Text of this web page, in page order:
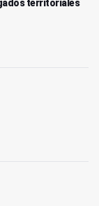
territoriales